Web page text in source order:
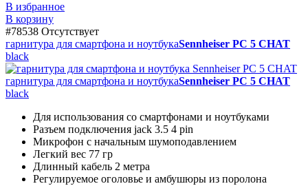
В избранное
В корзину
#78538 Отсутствует
гарнитура для смартфона и ноутбукаSennheiser PC 5 CHAT
black
гарнитура для смартфона и ноутбукаSennheiser PC 5 CHAT
black
Для использования со смартфонами и ноутбуками
Разъем подключения jack 3.5 4 pin
Микрофон с начальным шумоподавлением
Легкий вес 77 гр
Длинный кабель 2 метра
Регулируемое оголовье и амбушюры из поролона